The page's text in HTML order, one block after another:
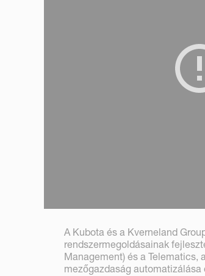
A Kubota és a Kverneland
rendszermegoldásainak
Management) és a Telematics,
mezőgazdaság